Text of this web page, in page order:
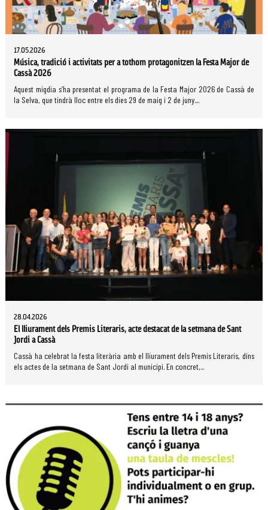
17.05.2026
Música, tradició i activitats per a tothom protagonitzen la Festa Major de
Cassà 2026
Aquest migdia s’ha presentat el programa de la Festa Major 2026 de Cassà de
la Selva, que tindrà lloc entre els dies 29 de maig i 2 de juny....
28.04.2026
El lliurament dels Premis Literaris, acte destacat de la setmana de Sant
Jordi a Cassà
Cassà ha celebrat la festa literària amb el lliurament dels Premis Literaris, dins
els actes de la setmana de Sant Jordi al municipi. En concret,...